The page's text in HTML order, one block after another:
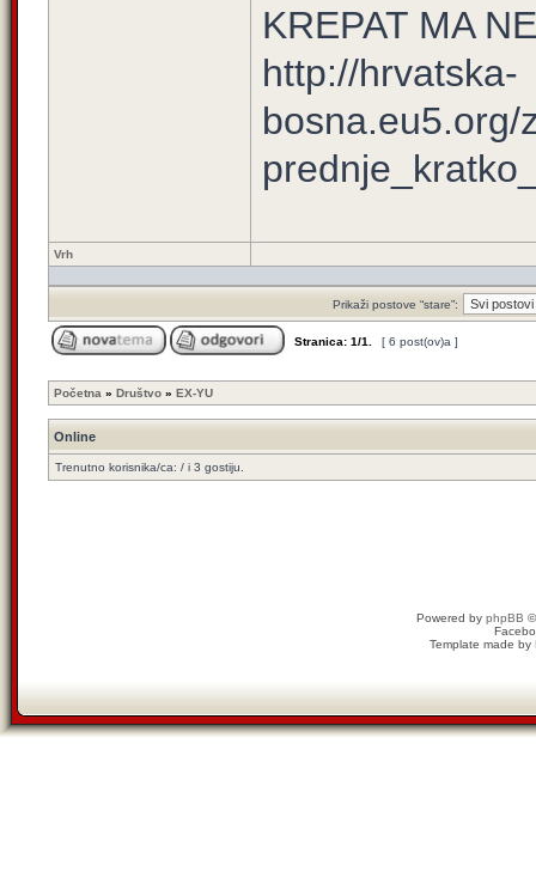
KREPAT MA
http://hrvatska-
bosna.eu5.org/
Vrh
Prikaži postove “stare”:
Stranica: 1/1 [ 6 post(ov)a ]
Početna » Društvo » EX-YU
Online
Trenutno korisnika/ca: / i 3 gostiju.
Powered by phpBB
Template made by